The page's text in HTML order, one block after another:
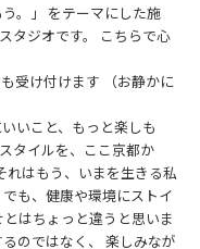
。」 をテーマにした施
タジオです。 こちらで心
受け付けます （お静かに
いこと、もっと楽しも
タイルを、ここ京都か
れはもう、いまを生きる私
も、健康や環境にストイ
はちょっと違うと思いま
のではなく、 楽しみなが